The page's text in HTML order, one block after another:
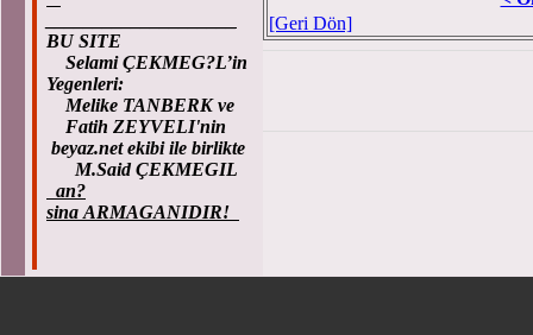
BU SITE
Selami ÇEKMEG?L’in
Yegenleri:
Melike TANBERK ve
Fatih ZEYVELI'nin
beyaz.net ekibi ile birlikte
M.Said ÇEKMEGIL
an?
sina ARMAGANIDIR!
[Geri Dön]